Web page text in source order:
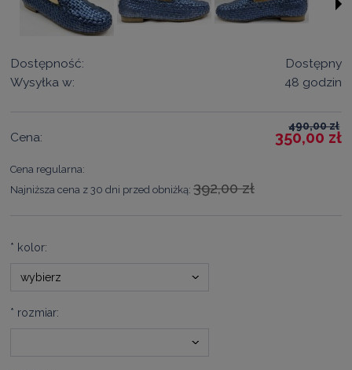
Dostępność:
Dostępny
Wysyłka w:
48 godzin
Cena: 350,00 zł
Cena regularna:
490,00 zł
Najniższa cena z 30 dni przed obniżką: 392,00 zł
* kolor:
* rozmiar: